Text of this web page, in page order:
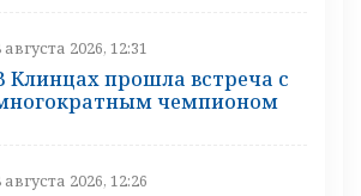
августа 2026, 12:31
Клинцах прошла встреча с
чемпионом
августа 2026, 12:26